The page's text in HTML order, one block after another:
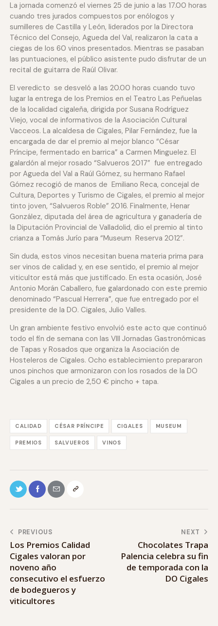
La jornada comenzó el viernes 25 de junio a las 17.00 horas
cuando tres jurados compuestos por enólogos y
sumilleres de Castilla y León, liderados por la Directora
Técnico del Consejo, Agueda del Val, realizaron la cata a
ciegas de los 60 vinos presentados. Mientras se pasaban
las puntuaciones, el público asistente pudo disfrutar de un
recital de guitarra de Raúl Olivar.
El veredicto se desveló a las 20.00 horas cuando tuvo
lugar la entrega de los Premios en el Teatro Las Peñuelas
de la localidad cigaleña, dirigida por Susana Rodríguez
Viejo, vocal de informativos de la Asociación Cultural
Vacceos. La alcaldesa de Cigales, Pilar Fernández, fue la
encargada de dar el premio al mejor blanco “César
Príncipe, fermentado en barrica” a Carmen Minguelez. El
galardón al mejor rosado “Salvueros 2017” fue entregado
por Agueda del Val a Raúl Gómez, su hermano Rafael
Gómez recogió de manos de Emiliano Reca, concejal de
Cultura, Deportes y Turismo de Cigales, el premio al mejor
tinto joven, “Salvueros Roble” 2016. Finalmente, Henar
González, diputada del área de agricultura y ganadería de
la Diputación Provincial de Valladolid, dio el premio al tinto
crianza a Tomás Jurío para “Museum Reserva 2012”.
Sin duda, estos vinos necesitan buena materia prima para
ser vinos de calidad y, en ese sentido, el premio al mejor
viticultor está más que justificado. En esta ocasión, José
Antonio Morán Caballero, fue galardonado con este premio
denominado “Pascual Herrera”, que fue entregado por el
presidente de la DO. Cigales, Julio Valles.
Un gran ambiente festivo envolvió este acto que continuó
todo el fin de semana con las VIII Jornadas Gastronómicas
de Tapas y Rosados que organiza la Asociación de
Hosteleros de Cigales. Ocho establecimiento prepararon
unos pinchos que armonizaron con los rosados de la DO
Cigales a un precio de 2,50 € pincho + tapa.
CALIDAD CÉSAR PRÍNCIPE CIGALES MUSEUM
PREMIOS SALVUEROS VINOS
PREVIOUS
Los Premios Calidad
Cigales valoran por
noveno año
consecutivo el esfuerzo
de bodegueros y
viticultores
NEXT
Chocolates Trapa
Palencia celebra su fin
de temporada con la
DO Cigales